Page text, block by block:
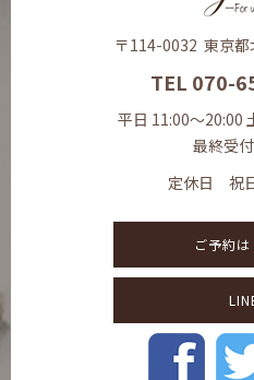
〒114-0032 東京
TEL 070-
平日 11:00～20:00
最終受
定休日 祝
ご予約